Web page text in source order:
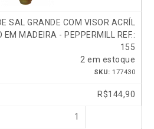
SAL GRANDE COM VISOR ACRÍL
EM MADEIRA - PEPPERMILL REF.:
155
2 em estoque
SKU: 177430
R$144,90
1